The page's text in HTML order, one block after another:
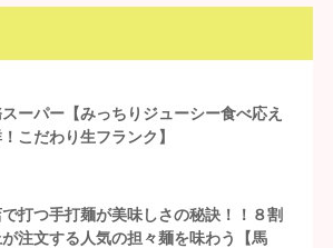
ーパー【みっちりジューシー食べ応え
こだわり生フランク】
打つ手打麺が美味しさの秘訣！！８割
が注文する人気の担々麺を味わう【馬